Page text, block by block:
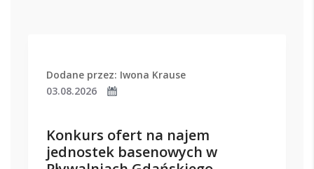
Dodane przez: Iwona Krause
03.08.2026
Konkurs ofert na najem
jednostek basenowych w